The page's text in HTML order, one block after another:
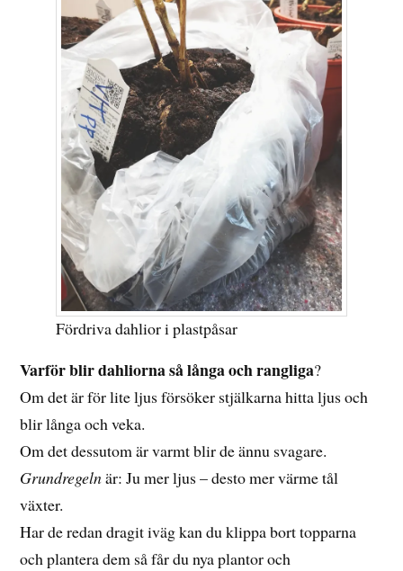
Fördriva dahlior i plastpåsar
Varför blir dahliorna så långa och rangliga?
Om det är för lite ljus försöker stjälkarna hitta ljus och
blir långa och veka.
Om det dessutom är varmt blir de ännu svagare.
Grundregelnär: Ju mer ljus – desto mer värme tål
växter.
Har de redan dragit iväg kan du klippa bort topparna
och plantera dem så får du nya plantor och